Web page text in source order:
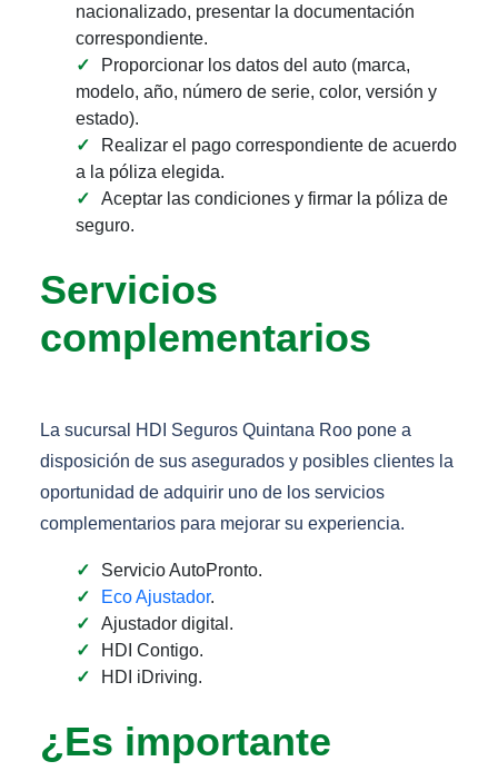
nacionalizado, presentar la documentación
correspondiente.
Proporcionar los datos del auto (marca,
modelo, año, número de serie, color, versión y
estado).
Realizar el pago correspondiente de acuerdo
a la póliza elegida.
Aceptar las condiciones y firmar la póliza de
seguro.
Servicios
complementarios
La sucursal HDI Seguros Quintana Roo pone a
disposición de sus asegurados y posibles clientes la
oportunidad de adquirir uno de los servicios
complementarios para mejorar su experiencia.
Servicio AutoPronto.
Eco Ajustador.
Ajustador digital.
HDI Contigo.
HDI iDriving.
¿Es importante